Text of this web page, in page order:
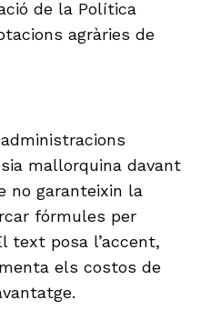
de la Política
agràries de
mallorquina davant
no garanteixin la
fórmules per
text posa l’accent,
els costos de